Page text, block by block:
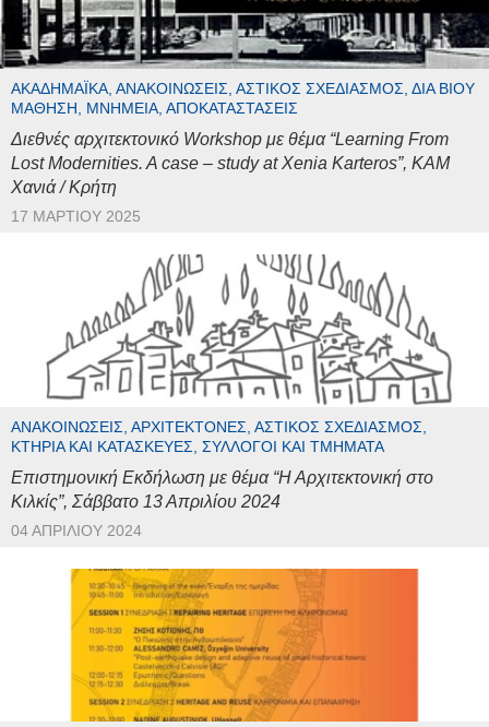
ΑΚΑΔΗΜΑΪΚΆ, ΑΝΑΚΟΙΝΏΣΕΙΣ, ΑΣΤΙΚΌΣ ΣΧΕΔΙΑΣΜΌΣ, ΔΙΆ ΒΊΟΥ
ΜΆΘΗΣΗ, ΜΝΗΜΕΊΑ, ΑΠΟΚΑΤΑΣΤΆΣΕΙΣ
Διεθνές αρχιτεκτονικό Workshop με θέμα “Learning From
Lost Modernities. A case – study at Xenia Karteros”, ΚΑΜ
Χανιά / Κρήτη
17 ΜΑΡΤΊΟΥ 2025
ΑΝΑΚΟΙΝΏΣΕΙΣ, ΑΡΧΙΤΈΚΤΟΝΕΣ, ΑΣΤΙΚΌΣ ΣΧΕΔΙΑΣΜΌΣ,
ΚΤΉΡΙΑ ΚΑΙ ΚΑΤΑΣΚΕΥΈΣ, ΣΎΛΛΟΓΟΙ ΚΑΙ ΤΜΉΜΑΤΑ
Επιστημονική Εκδήλωση με θέμα “Η Αρχιτεκτονική στο
Κιλκίς”, Σάββατο 13 Απριλίου 2024
04 ΑΠΡΙΛΊΟΥ 2024